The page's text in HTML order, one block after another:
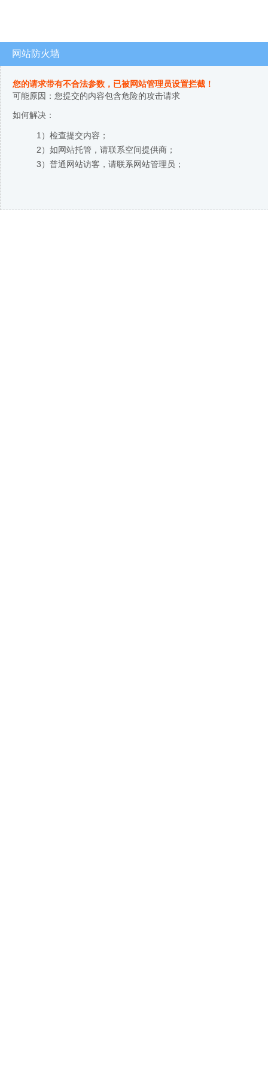
网站防火墙
您的请求带有不合法参数，已被网站管理员设置拦截！
可能原因：您提交的内容包含危险的攻击请求
如何解决：
1）检查提交内容；
2）如网站托管，请联系空间提供商；
3）普通网站访客，请联系网站管理员；